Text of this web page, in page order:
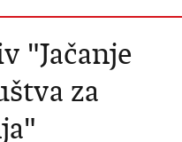
"Jačanje
za